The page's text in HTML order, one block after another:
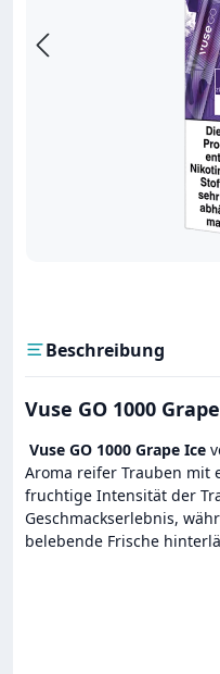
Beschreibung
Vuse GO 1000
Vuse GO 1000 Grape Ice
Aroma reifer Trauben mit
fruchtige Intensität der
Geschmackserlebnis,
belebende Frische